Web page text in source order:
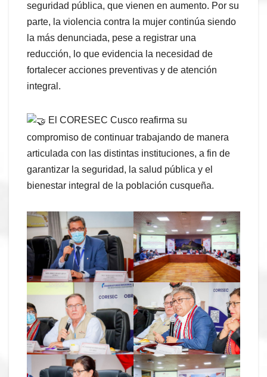
seguridad pública, que vienen en aumento. Por su
parte, la violencia contra la mujer continúa siendo
la más denunciada, pese a registrar una
reducción, lo que evidencia la necesidad de
fortalecer acciones preventivas y de atención
integral.
El CORESEC Cusco reafirma su
compromiso de continuar trabajando de manera
articulada con las distintas instituciones, a fin de
garantizar la seguridad, la salud pública y el
bienestar integral de la población cusqueña.